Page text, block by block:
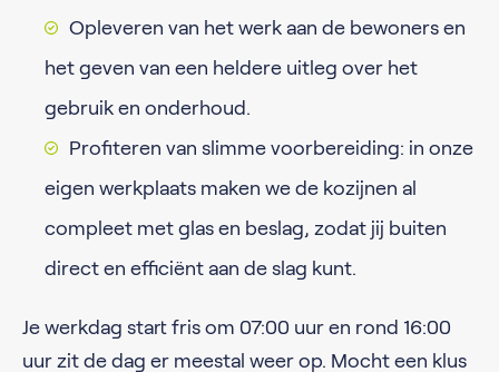
Opleveren van het werk aan de bewoners en
het geven van een heldere uitleg over het
gebruik en onderhoud.
Profiteren van slimme voorbereiding: in onze
eigen werkplaats maken we de kozijnen al
compleet met glas en beslag, zodat jij buiten
direct en efficiënt aan de slag kunt.
Je werkdag start fris om 07:00 uur en rond 16:00
uur zit de dag er meestal weer op. Mocht een klus